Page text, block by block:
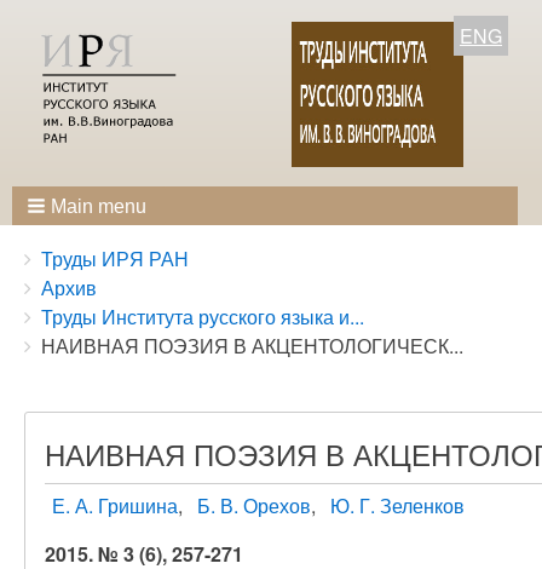
ENG
Main menu
Breadcrumbs
You
are
here:
Труды ИРЯ РАН
Архив
Труды Института русского языка и...
НАИВНАЯ ПОЭЗИЯ В АКЦЕНТОЛОГИЧЕСК...
НАИВНАЯ ПОЭЗИЯ В
Е. А. Гришина Б. В. Орехов
Ю. Г. Зеленков
2015. № 3 (6), 257-271